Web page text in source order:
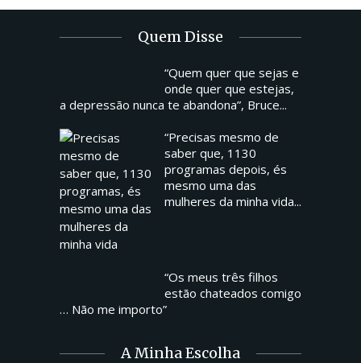
Quem Disse
“Quem quer que sejas e
onde quer que estejas,
a depressão nunca te abandona”, Bruce...
“Precisas mesmo de
saber que, 1130
programas depois, és
mesmo uma das
mulheres da minha vida...
“Os meus três filhos
estão chateados comigo
… Não me importo”
A Minha Escolha